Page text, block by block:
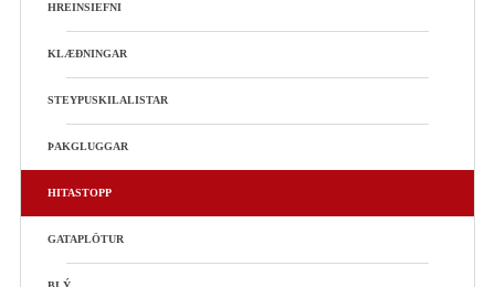
HREINSIEFNI
KLÆÐNINGAR
STEYPUSKILALISTAR
ÞAKGLUGGAR
HITASTOPP
GATAPLÖTUR